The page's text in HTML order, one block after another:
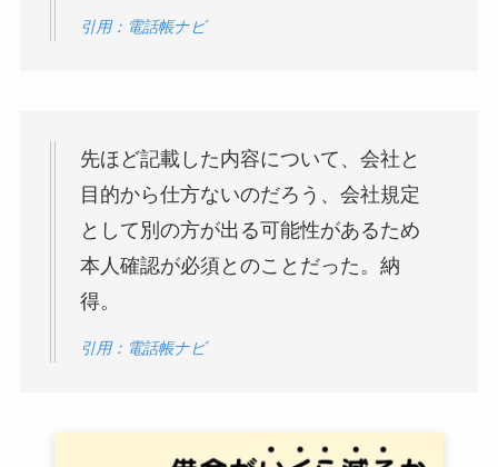
引用：電話帳ナビ
先ほど記載した内容について、会社と
目的から仕方ないのだろう、会社規定
として別の方が出る可能性があるため
本人確認が必須とのことだった。納
得。
引用：電話帳ナビ